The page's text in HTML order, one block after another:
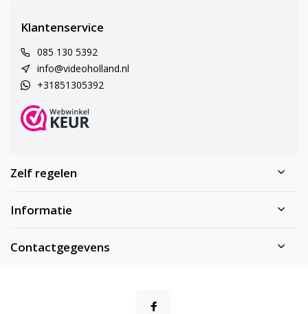
Klantenservice
085 130 5392
info@videoholland.nl
+31851305392
Zelf regelen
Informatie
Contactgegevens